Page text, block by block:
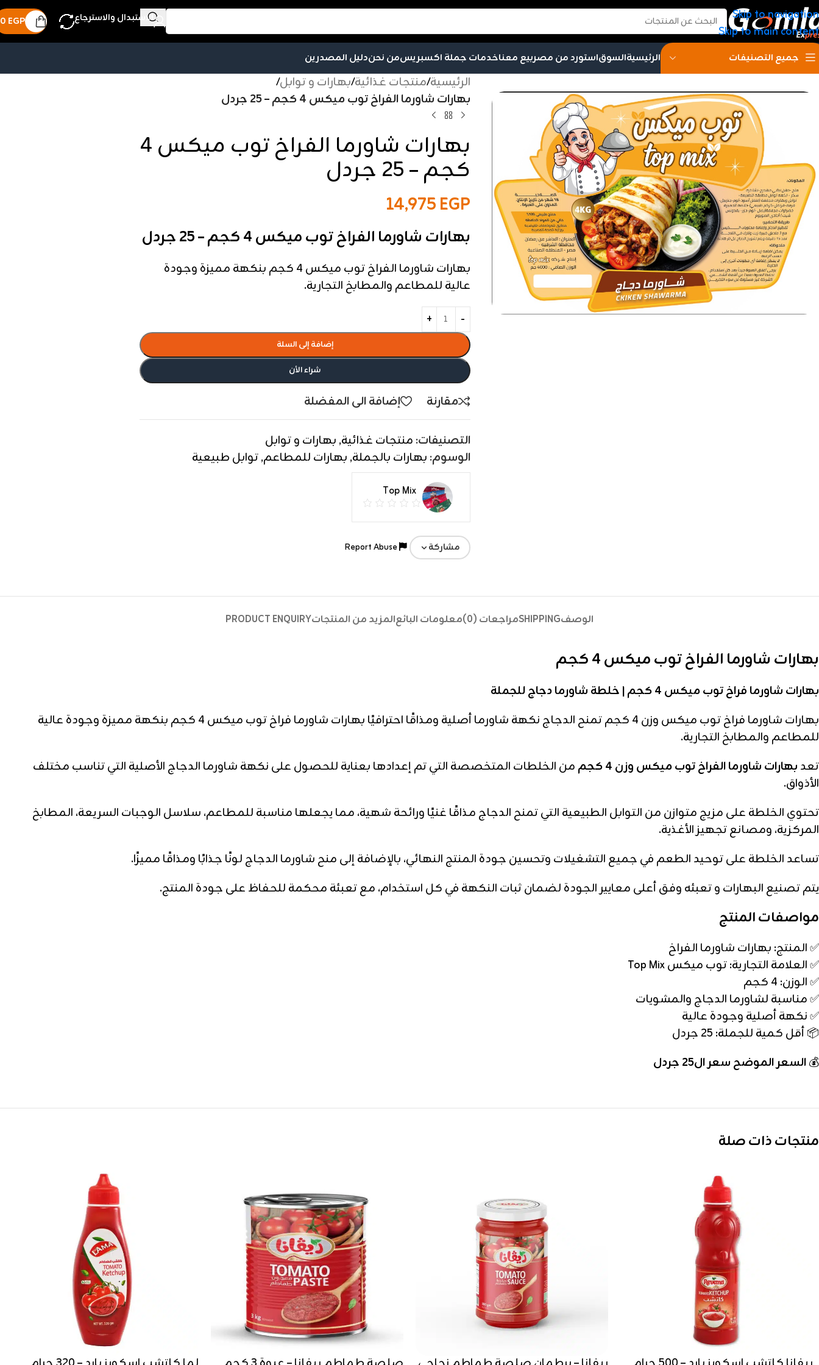
Skip to navigation
Skip to main content
الاستبدال والاسترجاع 0 EGP
جميع التصنيفات الرئيسيةالسوقاستورد من مصربيع معناخدمات جملة اكسبريسمن نحندليل المصدرين
الرئيسية/منتجات غذائية/بهارات و توابل/
بهارات شاورما الفراخ توب ميكس 4 كجم – 25 جردل
بهارات شاورما الفراخ توب ميكس 4
كجم – 25 جردل
14,975EGP
بهارات شاورما الفراخ توب ميكس 4 كجم – 25 جردل
بهارات شاورما الفراخ توب ميكس 4 كجم بنكهة مميزة وجودة
عالية للمطاعم والمطابخ التجارية.
إضافة إلى السلة
شراء الأن
مقارنة إضافة الى المفضلة
التصنيفات: منتجات غذائية, بهارات و توابل
الوسوم: بهارات بالجملة, بهارات للمطاعم,توابل طبيعية
Top Mix
مشاركة
الوصفSHIPPINGمراجعات (0) معلومات البائعالمزيد من المنتجاتPRODUCT ENQUIRY
بهارات شاورما الفراخ توب ميكس 4 كجم
بهارات شاورما فراخ توب ميكس 4 كجم | خلطة شاورما دجاج للجملة
بهارات شاورما فراخ توب ميكس وزن 4 كجم تمنح الدجاج نكهة شاورما أصلية ومذاقًا احترافيًا بهارات شاورما فراخ توب ميكس 4 كجم بنكهة مميزة وجودة عالية
للمطاعم والمطابخ التجارية.
تعد بهارات شاورما الفراخ توب ميكس وزن 4 كجم
من الخلطات المتخصصة التي تم إعدادها بعناية للحصول على نكهة شاورما الدجاج الأصلية التي تناسب مختلف
الأذواق.
تحتوي الخلطة على مزيج متوازن من التوابل الطبيعية التي تمنح الدجاج مذاقًا غنيًا ورائحة شهية، مما يجعلها مناسبة للمطاعم، سلاسل الوجبات السريعة، المطابخ
المركزية، ومصانع تجهيز الأغذية.
تساعد الخلطة على توحيد الطعم في جميع التشغيلات وتحسين جودة المنتج النهائي، بالإضافة إلى منح شاورما الدجاج لونًا جذابًا ومذاقًا مميزًا.
يتم تصنيع البهارات و تعبئه وفق أعلى معايير الجودة لضمان ثبات النكهة في كل استخدام، مع تعبئة محكمة للحفاظ على جودة المنتج.
مواصفات المنتج
✅ المنتج: بهارات شاورما الفراخ
✅ العلامة التجارية: توب ميكس Top Mix
✅ الوزن: 4 كجم
✅ مناسبة لشاورما الدجاج والمشويات
✅ نكهة أصلية وجودة عالية
📦 أقل كمية للجملة: 25 جردل
💰السعر الموضح سعر ال25 جردل
منتجات ذات صلة